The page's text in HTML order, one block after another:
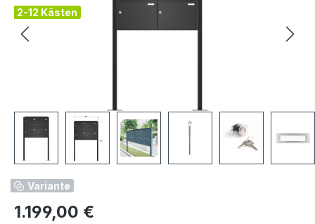
2-12 Kästen
Variante
Regulärer Preis:
1.199,00 €